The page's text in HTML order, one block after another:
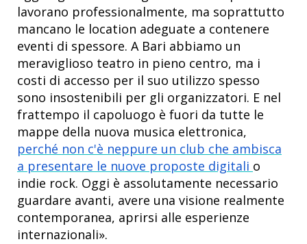
lavorano professionalmente, ma soprattutto
mancano le location adeguate a contenere
eventi di spessore. A Bari abbiamo un
meraviglioso teatro in pieno centro, ma i
costi di accesso per il suo utilizzo spesso
sono insostenibili per gli organizzatori. E nel
frattempo il capoluogo è fuori da tutte le
mappe della nuova musica elettronica,
perché non c'è neppure un club che ambisca
a presentare le nuove proposte digitali o
indie rock. Oggi è assolutamente necessario
guardare avanti, avere una visione realmente
contemporanea, aprirsi alle esperienze
internazionali».